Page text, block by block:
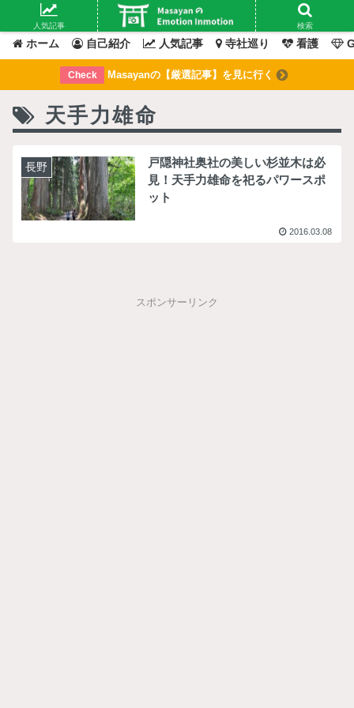
Masayanの「感情」が動いたその「瞬間」を綴るブログ
ホーム 自己紹介 人気記事 寺社巡り 看護
Check Masayanの【厳選記事】を見に行く
天手力雄命
長野
戸隠神社奥社の美しい杉並木は必
見！天手力雄命を祀るパワースポ
ット
2016.03.08
スポンサーリンク
人気記事 検索